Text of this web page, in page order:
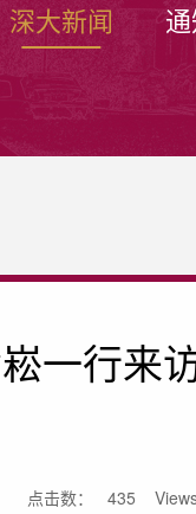
深大新闻
一行来
点击数： 435